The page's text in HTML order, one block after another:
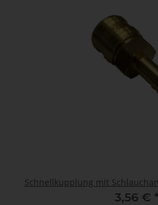
Schnellkupplung mit
3,56 € *